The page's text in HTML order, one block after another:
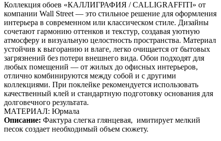
Коллекция обоев «КАЛЛИГРАФИЯ / CALLIGRAFFITI» от
компании Wall Street — это стильное решение для оформления
интерьера в современном или классическом стиле. Дизайны
сочетают гармонию оттенков и текстур, создавая уютную
атмосферу и визуальную целостность пространства. Материал
устойчив к выгоранию и влаге, легко очищается от бытовых
загрязнений без потери внешнего вида. Обои подходят для
любых помещений — от жилых до офисных интерьеров,
отлично комбинируются между собой и с другими
коллекциями. При поклейке рекомендуется использовать
качественный клей и стандартную подготовку основания для
долговечного результата.
МАТЕРИАЛ: Юрмала
Описание: Фактура слегка глянцевая, имитирует мелкий
песок создает необходимый объем сюжету.